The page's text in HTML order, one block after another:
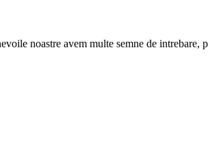
noastre avem multe semne de intrebare,